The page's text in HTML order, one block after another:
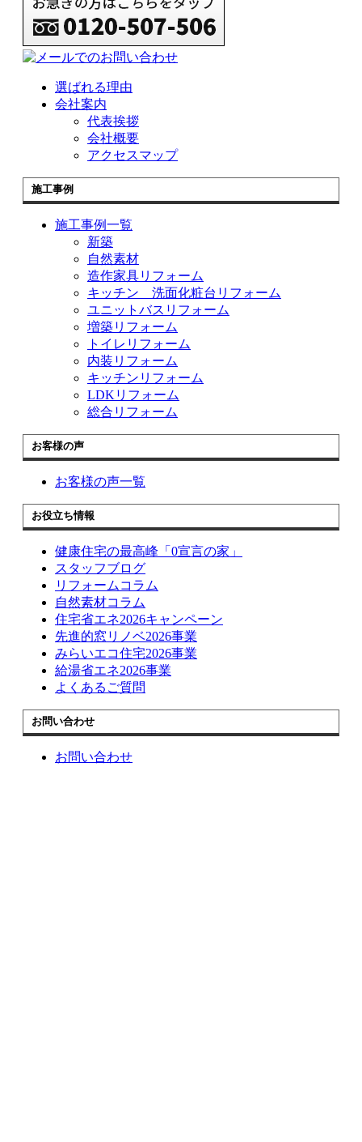
選ばれる理由
会社案内
代表挨拶
会社概要
アクセスマップ
施工事例
施工事例一覧
新築
自然素材
造作家具リフォーム
キッチン 洗面化粧台リフォーム
ユニットバスリフォーム
増築リフォーム
トイレリフォーム
内装リフォーム
キッチンリフォーム
LDKリフォーム
総合リフォーム
お客様の声
お客様の声一覧
お役立ち情報
健康住宅の最高峰「0宣言の家」
スタッフブログ
リフォームコラム
自然素材コラム
住宅省エネ2026キャンペーン
先進的窓リノベ2026事業
みらいエコ住宅2026事業
給湯省エネ2026事業
よくあるご質問
お問い合わせ
お問い合わせ